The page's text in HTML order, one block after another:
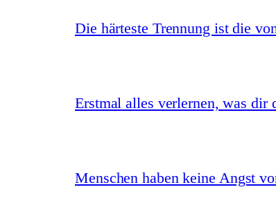
Die härteste Trennung ist die
Erstmal alles verlernen, was dir
Menschen haben keine Angst